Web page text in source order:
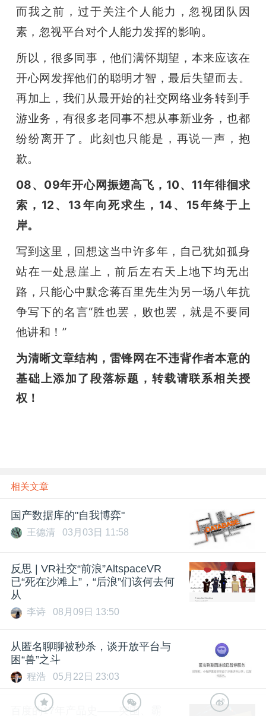
而我之前，过于关注个人能力，忽视团队因
素，忽视平台对个人能力发挥的影响。
所以，很多同事，他们满怀期望，本来应该在
开心网发挥他们的聪明才智，最后失望而去。
再加上，我们从最开始的社交网络业务转到手
游业务，有很多老同事不想从事新业务，也都
纷纷离开了。此刻也只能是，再说一声，抱
歉。
08、09年开心网振翅高飞，10、11年徘徊求
索，12、13年向死求生，14、15年终于上
岸。
写到这里，回想这当中许多年，自己犹如孤身
站在一处悬崖上，前后左右天上地下均无出
路，只能心中默念蒋百里先生为另一场八年抗
争写下的名言“胜也罢，败也罢，就是不要同
他讲和！”
为清晰文章结构，雷锋网在不违背作者本意的
基础上添加了段落标题 ，转载请联系相关授
权！
相关文章
国产数据库的"自我博弈"
王德清 03月03日 11:58
反思 | VR社交“前浪”AltspaceVR
已“死在沙滩上”，“后浪”们该何去何
从
李诗 08月09日 13:50
从匿名聊聊被秒杀，谈开放平台与
困“兽”之斗
程浩 05月22日 23:03
百度的17年产品史——突围、霸